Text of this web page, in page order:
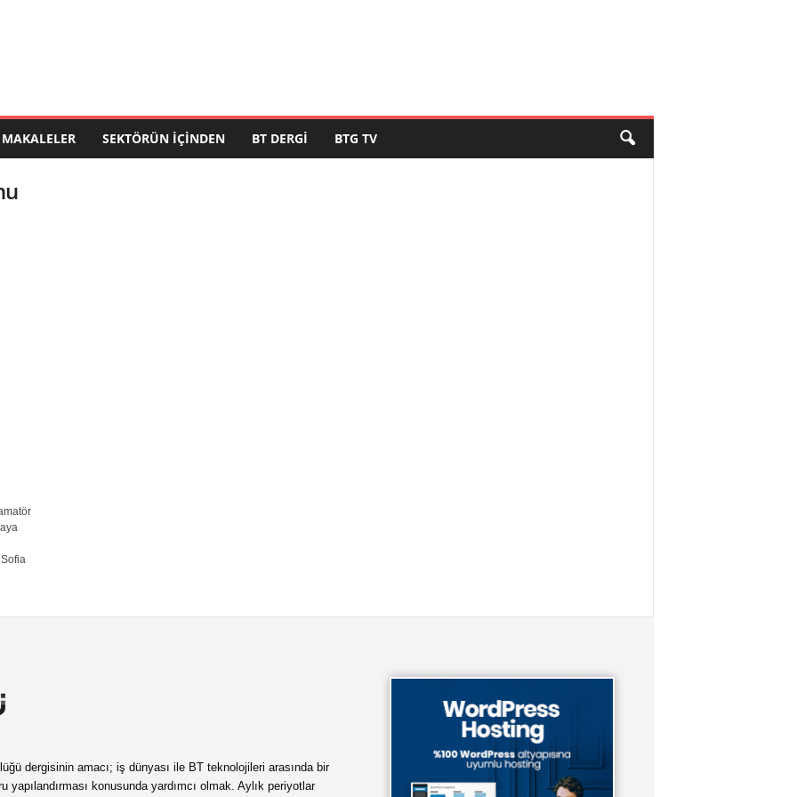
MAKALELER SEKTÖRÜN İÇINDEN BT DERGI BTG TV
dergisinin amacı; iş dünyası ile BT teknolojileri arasında bir
yapılandırması konusunda yardımcı olmak. Aylık periyotlar